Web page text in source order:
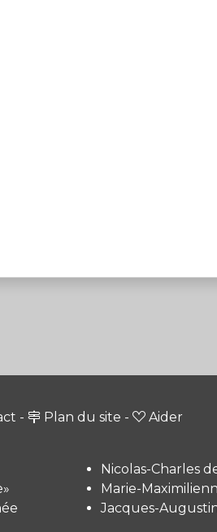
- Plan du site - Aider
Nicolas-Charles
Marie-
Jacques-